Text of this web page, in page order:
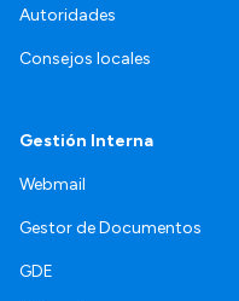
Autoridades
Consejos locales
Gestión Interna
Webmail
Gestor de Documentos
GDE